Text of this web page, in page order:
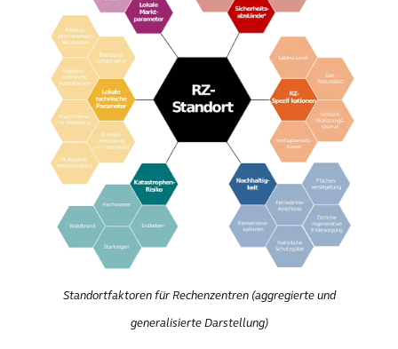
Standortfaktoren für Rechenzentren (aggregierte und
generalisierte Darstellung)